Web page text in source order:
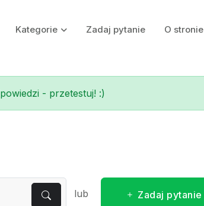
Kategorie Zadaj pytanie O stronie
- przetestuj! :)
lub Zadaj pytanie